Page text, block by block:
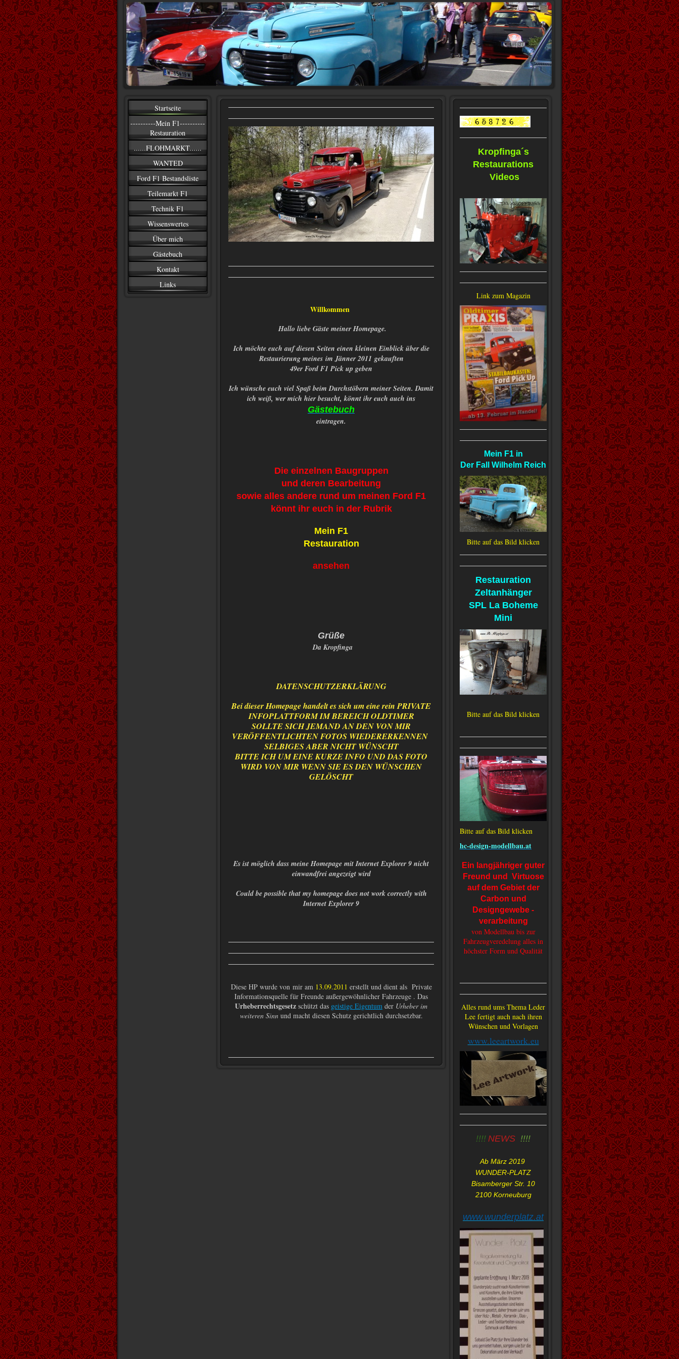
Startseite
----------Mein F1----------
Restauration
......FLOHMARKT......
WANTED
Ford F1 Bestandsliste
Teilemarkt F1
Technik F1
Wissenswertes
Über mich
Gästebuch
Kontakt
Links
Willkommen
Hallo liebe Gäste meiner Homepage.
Ich möchte euch auf diesen Seiten einen kleinen Einblick über die
Restaurierung meines im Jänner 2011 gekauften
49er Ford F1 Pick up geben
Ich wünsche euch viel Spaß beim Durchstöbern meiner Seiten. Damit
ich weiß, wer mich hier besucht, könnt ihr euch auch ins
Gästebuch
eintragen.
Die einzelnen Baugruppen
und deren Bearbeitung
sowie alles andere rund um meinen Ford F1
könnt ihr euch in der Rubrik
Mein F1
Restauration
ansehen
Grüße
Da Kropfinga
DATENSCHUTZERKLÄRUNG
Bei dieser Homepage handelt es sich um eine rein PRIVATE
INFOPLATTFORM IM BEREICH OLDTIMER
SOLLTE SICH JEMAND AN DEN VON MIR
VERÖFFENTLICHTEN FOTOS WIEDERERKENNEN
SELBIGES ABER NICHT WÜNSCHT
BITTE ICH UM EINE KURZE INFO UND DAS FOTO
WIRD VON MIR WENN SIE ES DEN WÜNSCHEN
GELÖSCHT
Es ist möglich dass meine Homepage mit Internet Explorer 9 nicht
einwandfrei angezeigt wird
Could be possible that my homepage does not work correctly with
Internet Explorer 9
Diese HP wurde von mir am 13.09.2011 erstellt und dient als Private
Informationsquelle für Freunde außergewöhnlicher Fahrzeuge . Das
Urheberrechtsgesetz schützt das geistige Eigentum der Urheber im
weiteren Sinnund macht diesen Schutz gerichtlich durchsetzbar.
Kropfinga´s
Restaurations
Videos
Link zum Magazin
Mein F1 in
Der Fall Wilhelm Reich
Bitte auf das Bild klicken
Restauration
Zeltanhänger
SPL La Boheme
Mini
Bitte auf das Bild klicken
Bitte auf das Bild klicken
hc-design-modellbau.at
Ein langjähriger guter
Freund und Virtuose
auf dem Gebiet der
Carbon und
Designgewebe -
verarbeitung
von Modellbau bis zur
Fahrzeugveredelung alles in
höchster Form und Qualität
Alles rund ums Thema Leder
Lee fertigt auch nach ihren
Wünschen und Vorlagen
www.leeartwork.eu
!!!! NEWS !!!!
Ab März 2019
WUNDER-PLATZ
Bisamberger Str. 10
2100 Korneuburg
www.wunderplatz.at